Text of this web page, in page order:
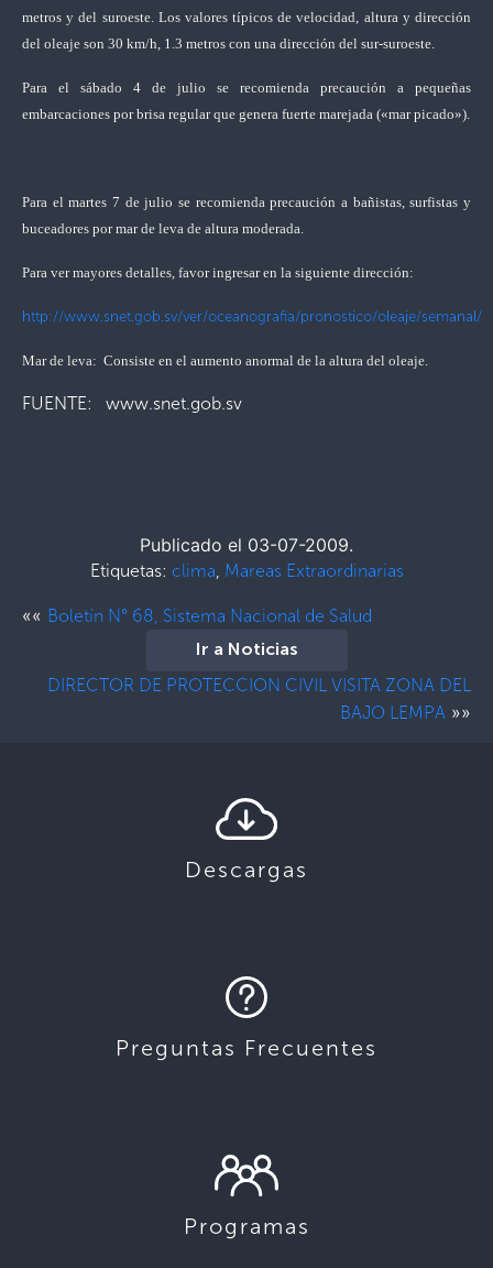
metros y del suroeste. Los valores típicos de velocidad, altura y dirección
del oleaje son 30 km/h, 1.3 metros con una dirección del sur-suroeste.
Para el sábado 4 de julio se recomienda precaución a pequeñas
embarcaciones por brisa regular que genera fuerte marejada («mar picado»).
Para el martes 7 de julio se recomiendaprecaución a bañistas, surfistas y
buceadores por mar de leva de altura moderada.
Para ver mayores detalles, favor ingresar en la siguiente dirección:
http://www.snet.gob.sv/ver/oceanografia/pronostico/oleaje/semanal/
Mar de leva: Consiste en el aumento anormal de la altura del oleaje.
FUENTE: www.snet.gob.sv
Publicado el 03-07-2009.
Etiquetas: clima, Mareas Extraordinarias
«« Boletín N° 68, Sistema Nacional de Salud
Ir a Noticias
DIRECTOR DE PROTECCION CIVIL VISITA ZONA DEL
BAJO LEMPA »»
Descargas
Preguntas Frecuentes
Programas